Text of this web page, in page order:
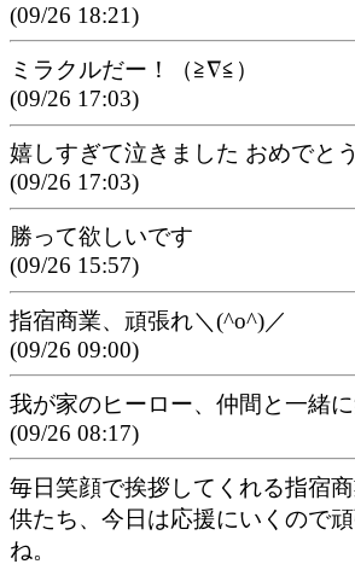
(09/26 18:21)
ミラクルだー！（≧∇≦）
(09/26 17:03)
嬉しすぎて泣きました おめでと
(09/26 17:03)
勝って欲しいです
(09/26 15:57)
指宿商業、頑張れ＼(^o^)／
(09/26 09:00)
我が家のヒーロー、仲間と一緒
(09/26 08:17)
毎日笑顔で挨拶してくれる指宿
供たち、今日は応援にいくので
ね。